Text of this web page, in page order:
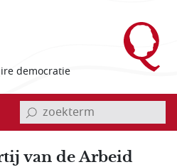
democratie
invoerveld zoekterm
van de Arbeid